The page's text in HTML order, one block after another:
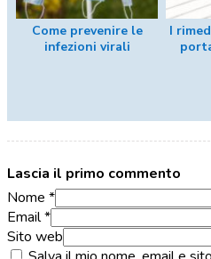
Come prevenire le
infezioni virali
I
Lascia il primo commento
Nome *
Email *
Sito web